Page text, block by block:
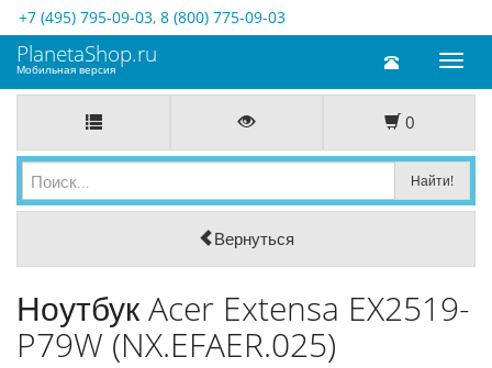
+7 (495) 795-09-03, 8 (800) 775-09-03
Toggle
PlanetaShop.ru
Мобильная версия
0
Вернуться
Ноутбук Acer Extensa EX2519-
P79W (NX.EFAER.025)